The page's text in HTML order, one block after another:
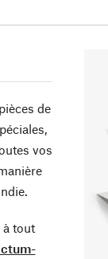
de
vos
à tout